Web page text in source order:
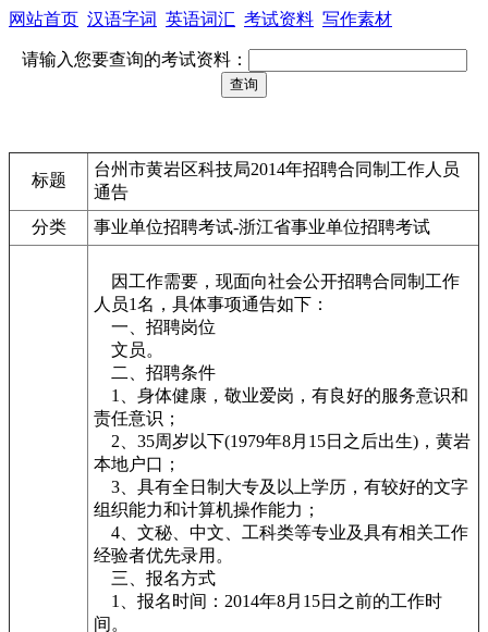
网站首页 汉语字词 英语词汇 考试资料 写作素材
请输入您要查询的考试资料：
标题
台州市黄岩区科技局2014年招聘合同制工作人员
通告
分类
事业单位招聘考试-浙江省事业单位招聘考试
因工作需要，现面向社会公开招聘合同制工作
人员1名，具体事项通告如下：
一、招聘岗位
文员。
二、招聘条件
1、身体健康，敬业爱岗，有良好的服务意识和
责任意识；
2、35周岁以下(1979年8月15日之后出生)，黄岩
本地户口；
3、具有全日制大专及以上学历，有较好的文字
组织能力和计算机操作能力；
4、文秘、中文、工科类等专业及具有相关工作
经验者优先录用。
三、报名方式
1、报名时间：2014年8月15日之前的工作时
间。